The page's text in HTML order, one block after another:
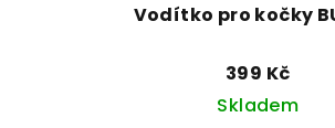
Vodítko pro kočky
399 Kč
Skladem